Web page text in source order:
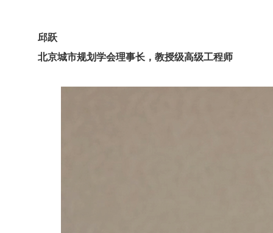
邱跃
北京城市规划学会理事长，教授级高级工程师